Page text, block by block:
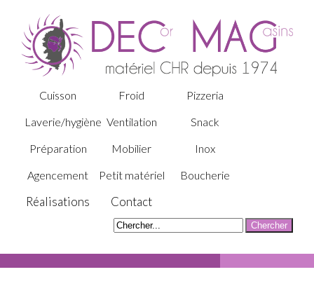
Cuisson Froid
Pizzeria
Laverie/hygiène Ventilation
Snack
Préparation
Mobilier
Inox
Agencement
Petit matériel Boucherie
Réalisations Contact